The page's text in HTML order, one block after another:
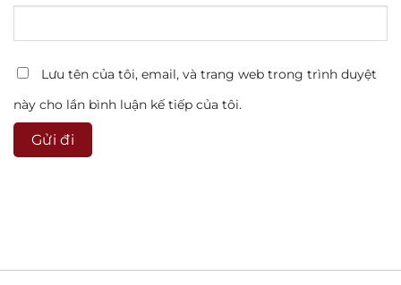
Lưu tên của tôi, email, và trang web trong trình duyệt
này cho lần bình luận kế tiếp của tôi.